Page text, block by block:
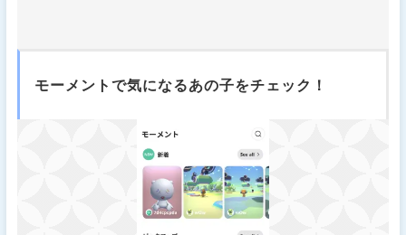
モーメントで気になるあの子をチェック！